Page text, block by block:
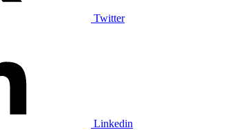
Twitter
Linkedin